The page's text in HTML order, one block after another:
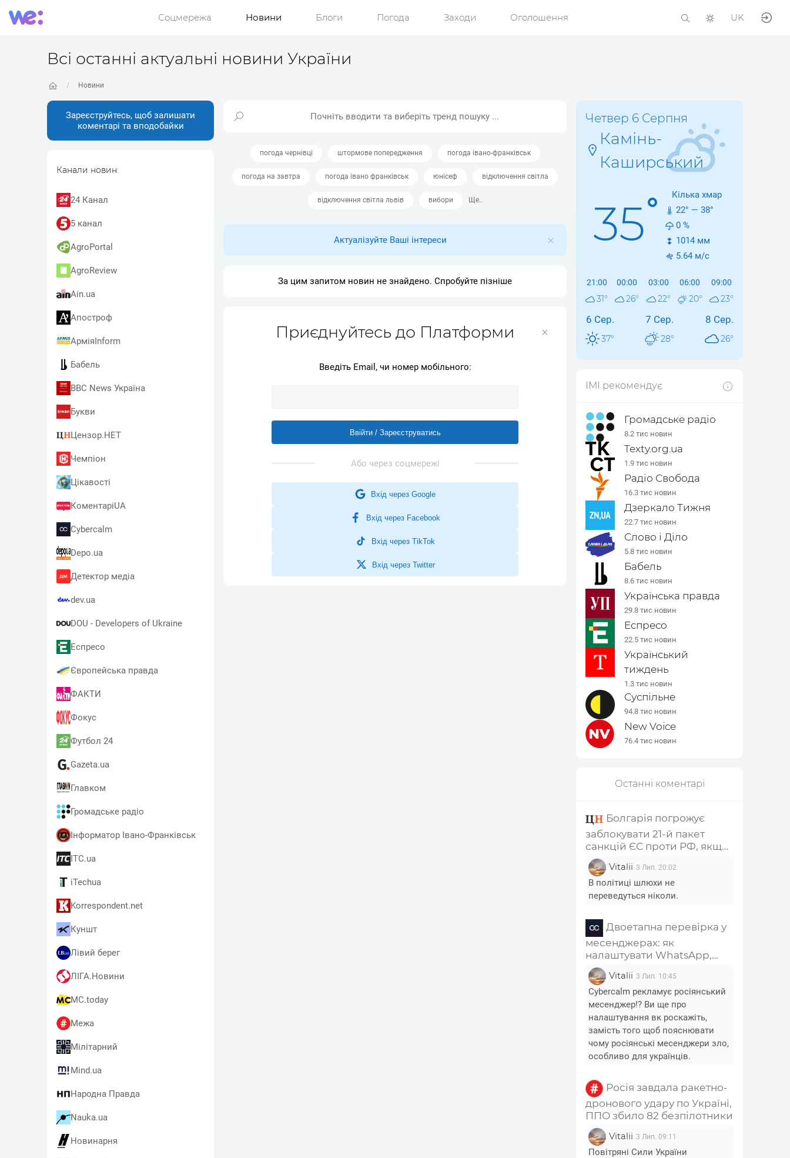
Соцмережа Новини Блоги Погода Заходи Оголошення UK
Всі останні актуальні новини України
Новини
Зареєструйтесь, щоб залишати
коментарі та вподобайки
Канали новин:
24 Канал
5 канал
AgroPortal
AgroReview
Ain.ua
Апостроф
АрміяInform
Бабель
BBC News Україна
Букви
Цензор.НЕТ
Чемпіон
Цікавості
КоментаріUA
Cybercalm
Depo.ua
Детектор медіа
dev.ua
DOU - Developers of Ukraine
Еспресо
Європейська правда
ФАКТИ
Фокус
Футбол 24
Gazeta.ua
Главком
Громадське радіо
Інформатор Івано-Франківськ
ITC.ua
iTechua
Korrespondent.net
Куншт
Лівий берег
ЛІГА.Новини
MC.today
Межа
Мілітарний
Mind.ua
Народна Правда
Nauka.ua
Новинарня
погода чернівці штормове попередження погода івано-франківськ
погода на завтра погода івано франківськ юнісеф відключення світла
відключення світла львів вибори Ще..
Актуалізуйте Ваші інтереси
За цим запитом новин не знайдено. Спробуйте пізніше
Приєднуйтесь до Платформи
Введіть Email, чи номер мобільного:
Ввійти / Зареєструватись
Вхід через Google
Вхід через Facebook
Вхід через TikTok
Вхід через Twitter
Четвер 6 Серпня
Камінь-
Каширський
35°
Кілька хмар
22° — 38°
0 %
1014 мм
5.64 м/с
21:00
31°
00:00
26°
03:00
22°
06:00
20°
09:00
23°
6 Сер.
37°
7 Сер.
28°
8 Сер.
26°
ІМІ рекомендує
Громадське радіо
8.2 тис новин
Texty.org.ua
1.9 тис новин
Радіо Свобода
16.3 тис новин
Дзеркало Тижня
22.7 тис новин
Слово і Діло
5.8 тис новин
Бабель
8.6 тис новин
Українська правда
29.8 тис новин
Еспресо
22.5 тис новин
Український
тиждень
1.3 тис новин
Суспільне
94.8 тис новин
New Voice
76.4 тис новин
Останні коментарі
Болгарія погрожує
заблокувати 21-й пакет
санкцій ЄС проти РФ, якщо
з нього не приберуть главу
РПЦ Кирила та
співзасновника "Лукойла"
Vitalii 3 Лип. 20:02
В політиці шлюхи не
переведуться ніколи.
Двоетапна перевірка у
месенджерах: як
налаштувати WhatsApp,
Telegram, Signal, Viber і
Messenger
Vitalii 3 Лип. 10:45
Cybercalm рекламує росіянський
месенджер!? Ви ще про
налаштування вк роскажіть,
замість того щоб пояснювати
чому росіянські месенджери зло,
особливо для українців.
Росія завдала ракетно-
дронового удару по Україні,
ППО збило 82 безпілотники
Vitalii 3 Лип. 09:11
Повітряні Сили України